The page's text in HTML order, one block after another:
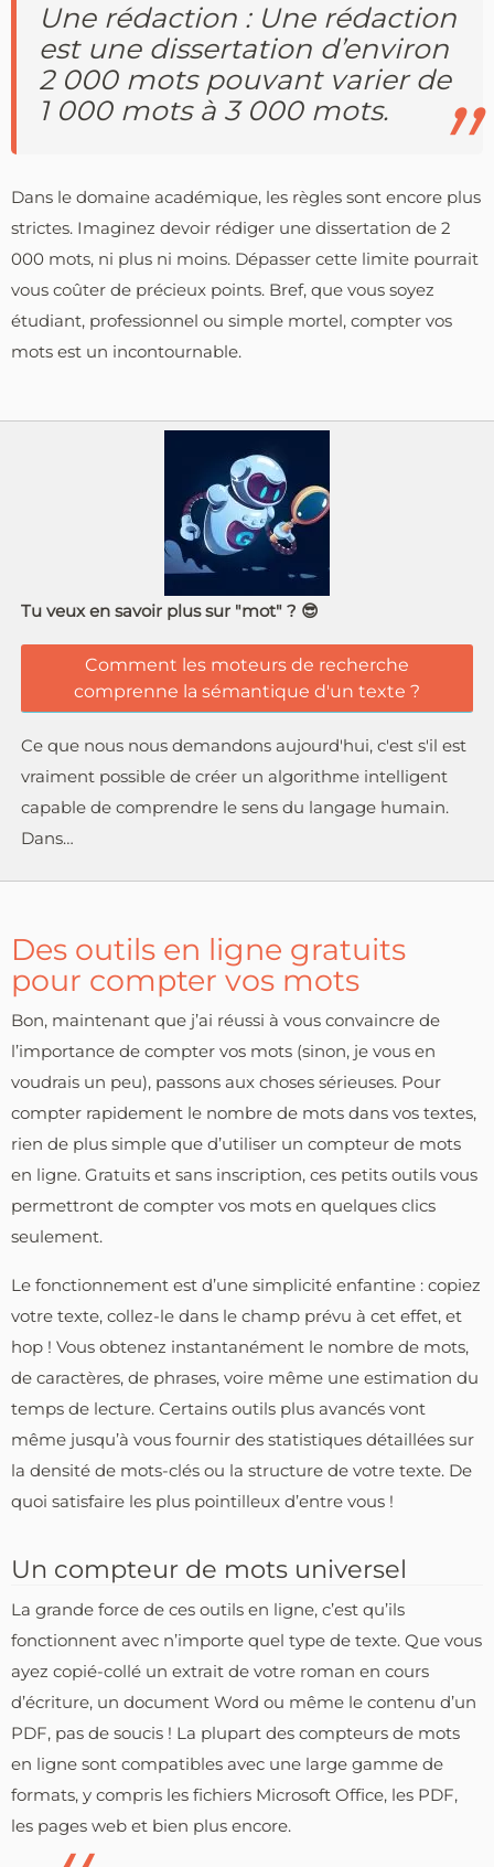
Une rédaction : Une rédaction
est une dissertation d’environ
2 000 mots pouvant varier de
1 000 mots à 3 000 mots.
Dans le domaine académique, les règles sont encore plus
strictes. Imaginez devoir rédiger une dissertation de 2
000 mots, ni plus ni moins. Dépasser cette limite pourrait
vous coûter de précieux points. Bref, que vous soyez
étudiant, professionnel ou simple mortel, compter vos
mots est un incontournable.
Tu veux en savoir plus sur "mot" ? 😎
Comment les moteurs de recherche
comprenne la sémantique d'un texte ?
Ce que nous nous demandons aujourd'hui, c'est s'il est
vraiment possible de créer un algorithme intelligent
capable de comprendre le sens du langage humain.
Dans…
Des outils en ligne gratuits
pour compter vos mots
Bon, maintenant que j’ai réussi à vous convaincre de
l’importance de compter vos mots (sinon, je vous en
voudrais un peu), passons aux choses sérieuses. Pour
compter rapidement le nombre de mots dans vos textes,
rien de plus simple que d’utiliser un compteur de mots
en ligne. Gratuits et sans inscription, ces petits outils vous
permettront de compter vos mots en quelques clics
seulement.
Le fonctionnement est d’une simplicité enfantine : copiez
votre texte, collez-le dans le champ prévu à cet effet, et
hop ! Vous obtenez instantanément le nombre de mots,
de caractères, de phrases, voire même une estimation du
temps de lecture. Certains outils plus avancés vont
même jusqu’à vous fournir des statistiques détaillées sur
la densité de mots-clés ou la structure de votre texte. De
quoi satisfaire les plus pointilleux d’entre vous !
Un compteur de mots universel
La grande force de ces outils en ligne, c’est qu’ils
fonctionnent avec n’importe quel type de texte. Que vous
ayez copié-collé un extrait de votre roman en cours
d’écriture, un document Word ou même le contenu d’un
PDF, pas de soucis ! La plupart des compteurs de mots
en ligne sont compatibles avec une large gamme de
formats, y compris les fichiers Microsoft Office, les PDF,
les pages web et bien plus encore.